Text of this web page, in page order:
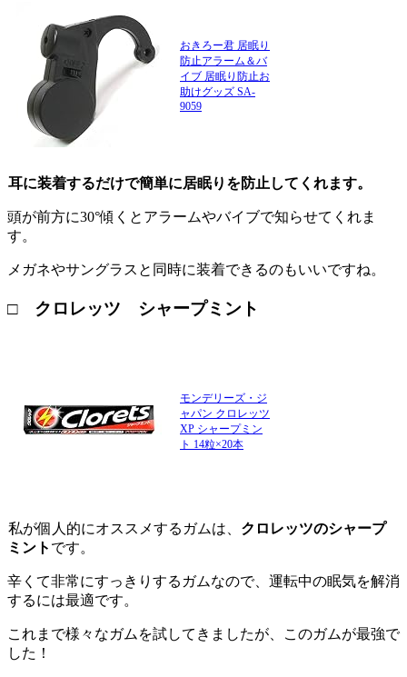
おきろー君 居眠り
防止アラーム＆バ
イブ 居眠り防止お
助けグッズ SA-
9059
耳に装着するだけで簡単に居眠りを防止してくれます。
頭が前方に30°傾くとアラームやバイブで知らせてくれま
す。
メガネやサングラスと同時に装着できるのもいいですね。
□ クロレッツ シャープミント
モンデリーズ・ジ
ャパン クロレッツ
XP シャープミン
ト 14粒×20本
私が個人的にオススメするガムは、 クロレッツのシャープ
ミント です。
辛くて非常にすっきりするガムなので、運転中の眠気を解消
するには最適です。
これまで様々なガムを試してきましたが、このガムが最強で
した！